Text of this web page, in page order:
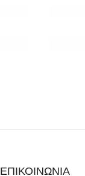
ΕΠΙΚΟΙΝΩΝΙΑ